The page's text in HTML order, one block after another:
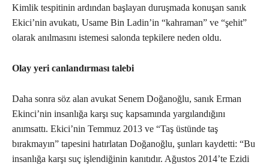
Kimlik tespitinin ardından başlayan duruşmada konuşan sanık
Ekici’nin avukatı, Usame Bin Ladin’in “kahraman” ve “şehit”
olarak anılmasını istemesi salonda tepkilere neden oldu.
Olay yeri canlandırması talebi
Daha sonra söz alan avukat Senem Doğanoğlu, sanık Erman
Ekinci’nin insanlığa karşı suç kapsamında yargılandığını
anımsattı. Ekici’nin Temmuz 2013 ve “Taş üstünde taş
bırakmayın” tapesini hatırlatan Doğanoğlu, şunları kaydetti: “Bu
insanlığa karşı suç işlendiğinin kanıtıdır. Ağustos 2014’te Ezidi